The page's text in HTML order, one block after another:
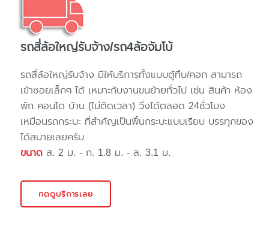
รถสี่ล้อใหญ่รับจ้าง/รถ4ล้อจัมโบ้
รถสี่ล้อใหญ่รับจ้าง มีให้บริการทั้งแบบตู้ทึบ/คอก สามารถ
เข้าซอยเล็กๆ ได้ เหมาะกับงานขนย้ายทั่วไป เช่น สินค้า ห้อง
พัก คอนโด บ้าน (ไม่ติดเวลา) วิ่งได้ตลอด 24ชั่วโมง
เหมือนรถกระบะ ที่สำคัญเป็นพื้นกระบะแบบเรียบ บรรทุกของ
ได้สบายเลยครับ
ขนาด ส. 2 ม. - ก. 1.8 ม. - ล. 3.1 ม.
กดดูบริการเลย